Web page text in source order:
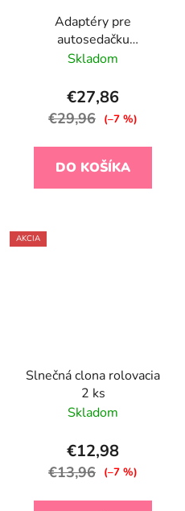
Adaptéry pre
autosedačku
univerzálnu na kočík
Skladom
€27,86
€29,96 (–7 %)
DO KOŠÍKA
AKCIA
Slnečná clona rolovacia
2 ks
Skladom
€12,98
€13,96 (–7 %)